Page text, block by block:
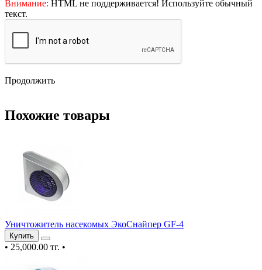
Внимание: HTML не поддерживается! Используйте обычный
текст.
Продолжить
Похожие товары
Уничтожитель насекомых ЭкоСнайпер GF-4
Купить
• 25,000.00 тг. •